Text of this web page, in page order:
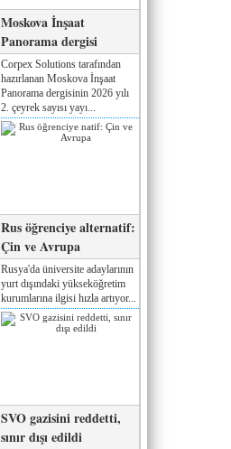
Moskova İnşaat
Panorama dergisi
Corpex Solutions tarafından
hazırlanan Moskova İnşaat
Panorama dergisinin 2026 yılı
2. çeyrek sayısı yayı...
Rus öğrenciye alternatif:
Çin ve Avrupa
Rusya'da üniversite adaylarının
yurt dışındaki yükseköğretim
kurumlarına ilgisi hızla artıyor...
SVO gazisini reddetti,
sınır dışı edildi